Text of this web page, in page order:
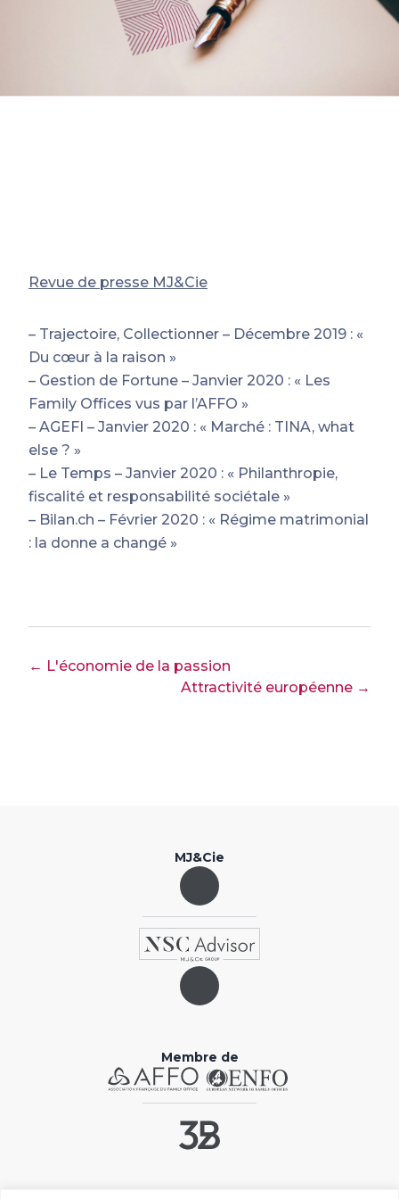
Revue de presse MJ&Cie
– Trajectoire, Collectionner – Décembre 2019 : «
Du cœur à la raison »
– Gestion de Fortune – Janvier 2020 : « Les
Family Offices vus par l’AFFO »
– AGEFI – Janvier 2020 : « Marché : TINA, what
else ? »
– Le Temps – Janvier 2020 : « Philanthropie,
fiscalité et responsabilité sociétale »
– Bilan.ch – Février 2020 : « Régime matrimonial
: la donne a changé »
← L'économie de la passion
Attractivité européenne →
MJ&Cie
Membre de